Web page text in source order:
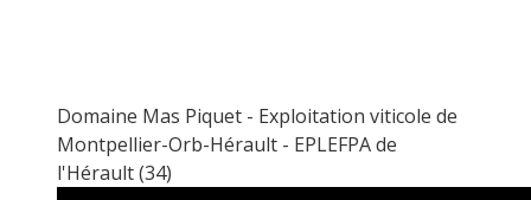
Domaine Mas Piquet - Exploitation viticole de
Montpellier-Orb-Hérault - EPLEFPA de
l'Hérault (34)